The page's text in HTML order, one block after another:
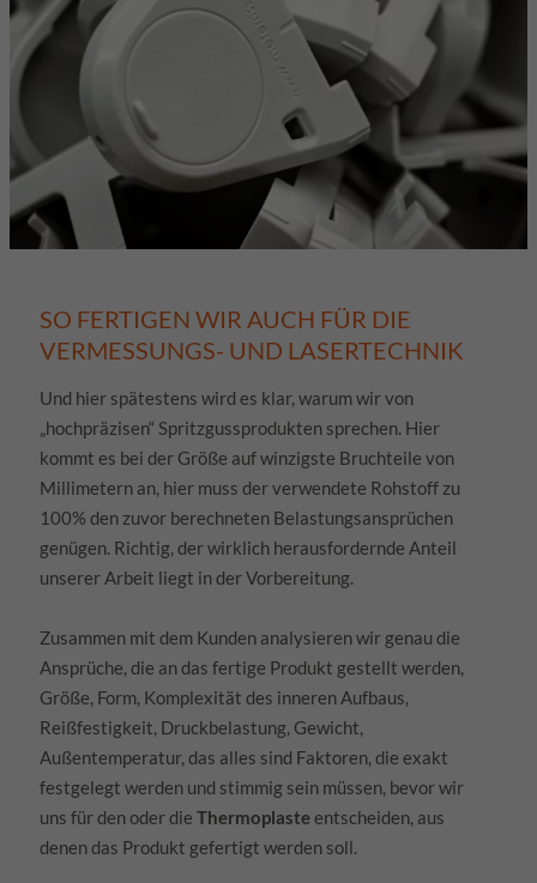
SO FERTIGEN WIR AUCH FÜR DIE
VERMESSUNGS- UND LASERTECHNIK
Und hier spätestens wird es klar, warum wir von
„hochpräzisen“ Spritzgussprodukten sprechen. Hier
kommt es bei der Größe auf winzigste Bruchteile von
Millimetern an, hier muss der verwendete Rohstoff zu
100% den zuvor berechneten Belastungsansprüchen
genügen. Richtig, der wirklich herausfordernde Anteil
unserer Arbeit liegt in der Vorbereitung.
Zusammen mit dem Kunden analysieren wir genau die
Ansprüche, die an das fertige Produkt gestellt werden,
Größe, Form, Komplexität des inneren Aufbaus,
Reißfestigkeit, Druckbelastung, Gewicht,
Außentemperatur, das alles sind Faktoren, die exakt
festgelegt werden und stimmig sein müssen, bevor wir
uns für den oder die Thermoplasteentscheiden, aus
denen das Produkt gefertigt werden soll.
Wenn Sie unter 16 Jahre alt sind und Ihre Zustimmung zu
freiwilligen Diensten geben möchten, müssen Sie Ihre
Erziehungsberechtigten um Erlaubnis bitten.
Personenbezogene Daten können verarbeitet werden (z. B. IP-
Adressen), z. B. für personalisierte Anzeigen und Inhalte oder
Anzeigen- und Inhaltsmessung.
Weitere Informationen über die
Verwendung Ihrer Daten finden Sie in unserer
Datenschutzerklärung
Hier finden Sie eine Übersicht über alle verwendeten Cookies. Sie
können Ihre Einwilligung zu ganzen Kategorien geben oder sich
Alle akzeptieren Speichern
Zurück Ablehnen
Datenschutzeinstellungen
Essenziell (1)
Essenzielle Cookies ermöglichen grundlegende Funktionen und sind für die
Cookie-Informationen anzeigen